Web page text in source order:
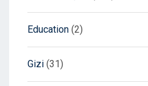
Education (2)
Gizi (31)